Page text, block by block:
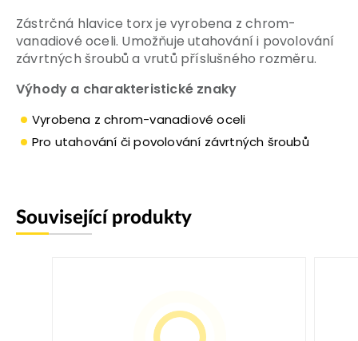
Zástrčná hlavice torx je vyrobena z chrom-
vanadiové oceli. Umožňuje utahování i povolování
závrtných šroubů a vrutů příslušného rozměru.
Výhody a charakteristické znaky
Vyrobena z chrom-vanadiové oceli
Pro utahování či povolování závrtných šroubů
Související produkty